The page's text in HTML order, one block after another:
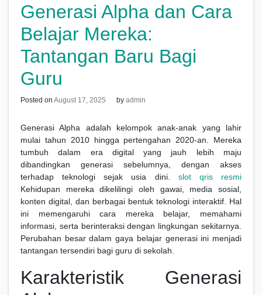
Generasi Alpha dan Cara
Belajar Mereka:
Tantangan Baru Bagi
Guru
Posted on August 17, 2025 by admin
Generasi Alpha adalah kelompok anak-anak yang lahir
mulai tahun 2010 hingga pertengahan 2020-an. Mereka
tumbuh dalam era digital yang jauh lebih maju
dibandingkan generasi sebelumnya, dengan akses
terhadap teknologi sejak usia dini. slot qris resmi
Kehidupan mereka dikelilingi oleh gawai, media sosial,
konten digital, dan berbagai bentuk teknologi interaktif. Hal
ini memengaruhi cara mereka belajar, memahami
informasi, serta berinteraksi dengan lingkungan sekitarnya.
Perubahan besar dalam gaya belajar generasi ini menjadi
tantangan tersendiri bagi guru di sekolah.
Karakteristik Generasi